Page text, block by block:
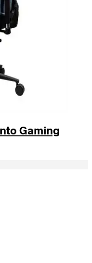
Gaming